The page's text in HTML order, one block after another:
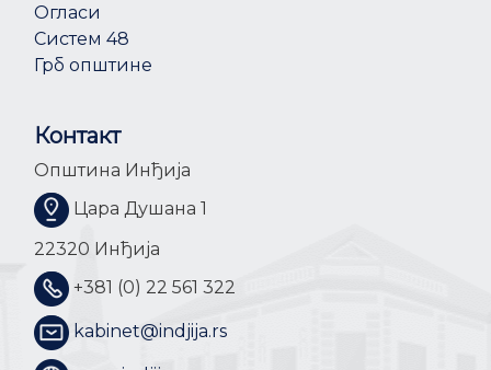
Огласи
Систем 48
Грб општине
Контакт
Општина Инђија
Цара Душана 1
22320 Инђија
+381 (0) 22 561 322
kabinet@indjija.rs